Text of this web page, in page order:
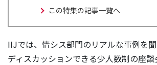
この特集の記事一覧へ
IIJでは、情シス部門のリアルな事例を
ディスカッションできる少人数制の座